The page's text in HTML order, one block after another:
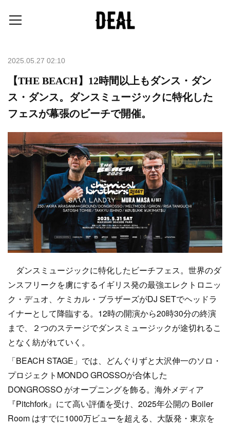
2025.05.27 02:10
【THE BEACH】12時間以上もダンス・ダン
ス・ダンス。ダンスミュージックに特化した
フェスが幕張のビーチで開催。
ダンスミュージックに特化したビーチフェス。世界のダ
ンスフリークを虜にするイギリス発の最強エレクトロニッ
ク・デュオ、ケミカル・ブラザーズがDJ SETでヘッドラ
イナーとして降臨する。12時の開演から20時30分の終演
まで、２つのステージでダンスミュージックが途切れるこ
となく紡がれていく。
「BEACH STAGE」では、どんぐりずと大沢伸一のソロ・
プロジェクトMONDO GROSSOが合体した
DONGROSSO がオープニングを飾る。海外メディア
『Pitchfork』にて高い評価を受け、2025年公開の Boiler
Room はすでに1000万ビューを超える、大阪発・東京を